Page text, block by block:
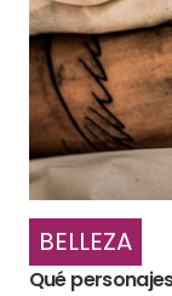
BELLEZA
Qué